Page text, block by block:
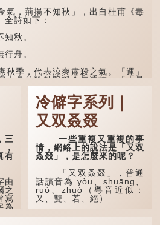
，荊揚不知秋」，出自杜甫《毒
詩如下：
秋。
舟。
季，代表涼爽肅殺之氣。「運」
大暑的酷熱阻礙金氣流轉。「大暑
炎熱阻滯了季節更替。
三
有
由
之
寫
為
冷僻字系列｜
又双叒叕
一些重複又重複的事
情，網絡上的說法是「又双
叒叕」，是怎麼來的呢？
「又双叒叕」，普通
話讀音為 yòu、shuāng、
ruò、zhuó（粵音近似：
又、雙、若、絕）
「又」和「双」比較